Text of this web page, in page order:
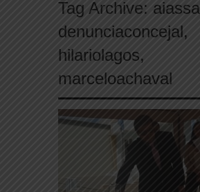
Tag Archive: aiassa
denunciaconcejal,
hilariolagos,
marceloachaval